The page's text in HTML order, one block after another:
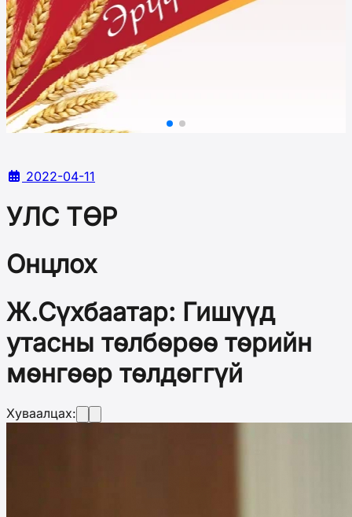
2022-04-11
УЛС ТӨР
Онцлох
Ж.Сүхбаатар: Гишүүд
утасны төлбөрөө төрийн
мөнгөөр төлдөггүй
Хуваалцах: